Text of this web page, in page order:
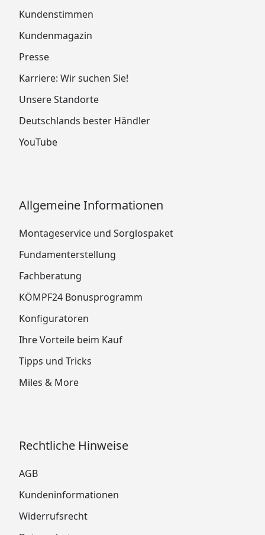
Kundenstimmen
Kundenmagazin
Presse
Karriere: Wir suchen Sie!
Unsere Standorte
Deutschlands bester Händler
YouTube
Allgemeine Informationen
Montageservice und Sorglospaket
Fundamenterstellung
Fachberatung
KÖMPF24 Bonusprogramm
Konfiguratoren
Ihre Vorteile beim Kauf
Tipps und Tricks
Miles & More
Rechtliche Hinweise
AGB
Kundeninformationen
Widerrufsrecht